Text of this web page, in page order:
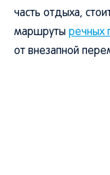
часть отдыха,
маршруты речных
от внезапной